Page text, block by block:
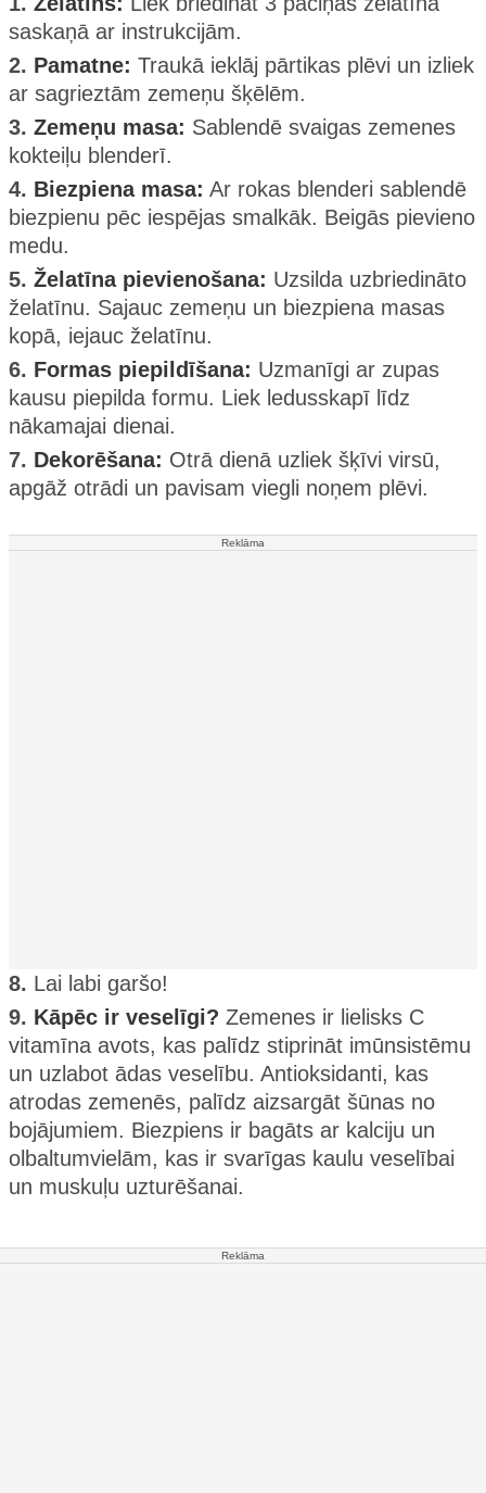
saskaņā ar instrukcijām.
2. Pamatne: Traukā ieklāj pārtikas plēvi un izliek
ar sagrieztām zemeņu šķēlēm.
3. Zemeņu masa: Sablendē svaigas zemenes
kokteiļu blenderī.
4. Biezpiena masa: Ar rokas blenderi sablendē
biezpienu pēc iespējas smalkāk. Beigās pievieno
medu.
5. Želatīna pievienošana: Uzsilda uzbriedināto
želatīnu. Sajauc zemeņu un biezpiena masas
kopā, iejauc želatīnu.
6. Formas piepildīšana: Uzmanīgi ar zupas
kausu piepilda formu. Liek ledusskapī līdz
nākamajai dienai.
7. Dekorēšana: Otrā dienā uzliek šķīvi virsū,
apgāž otrādi un pavisam viegli noņem plēvi.
Reklāma
8. Lai labi garšo!
9. Kāpēc ir veselīgi? Zemenes ir lielisks C
vitamīna avots, kas palīdz stiprināt imūnsistēmu
un uzlabot ādas veselību. Antioksidanti, kas
atrodas zemenēs, palīdz aizsargāt šūnas no
bojājumiem. Biezpiens ir bagāts ar kalciju un
olbaltumvielām, kas ir svarīgas kaulu veselībai
un muskuļu uzturēšanai.
Reklāma